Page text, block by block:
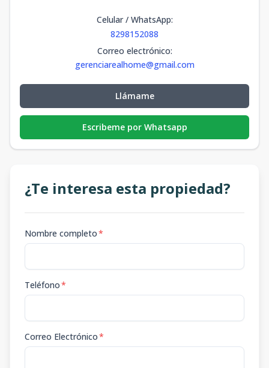
Celular / WhatsApp:
8298152088
Correo electrónico:
gerenciarealhome@gmail.com
Llámame
Escribeme por Whatsapp
¿Te interesa esta propiedad?
Nombre completo*
Teléfono*
Correo Electrónico*